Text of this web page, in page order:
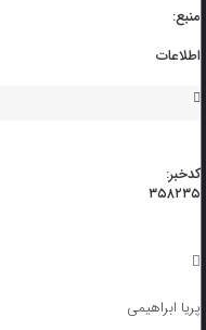
منبع:
اطلاعات
کدخبر:
۳۵۸۲۳۵
پریا ابراهیمی